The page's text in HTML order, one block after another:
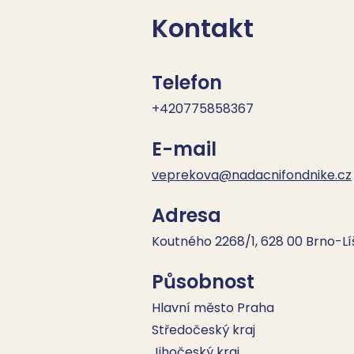
Kontakt
Telefon
+420775858367
E-mail
veprekova@nadacnifondnike.cz
Adresa
Koutného 2268/1, 628 00 Brno-
Působnost
Hlavní město Praha
Středočeský kraj